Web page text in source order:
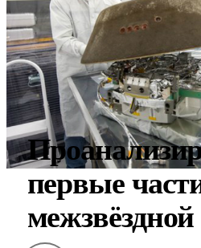
первые